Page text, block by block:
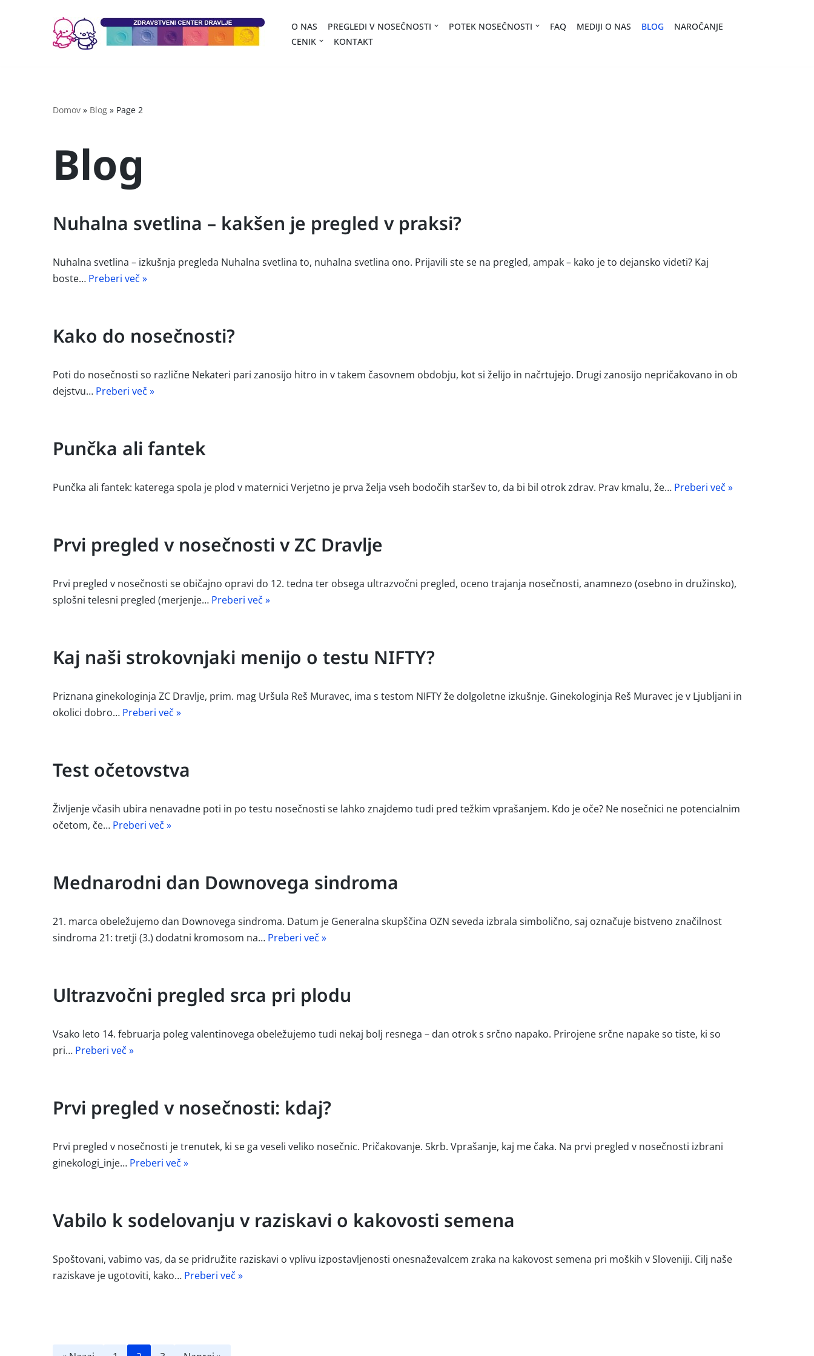
O NAS PREGLEDI V NOSEČNOSTI POTEK NOSEČNOSTI FAQ MEDIJI O NAS BLOG
NAROČANJE
CENIK
KONTAKT
Domov » Blog » Page 2
Blog
Nuhalna svetlina – kakšen je pregled v praksi?
Nuhalna svetlina – izkušnja pregleda Nuhalna svetlina to, nuhalna svetlina ono. Prijavili ste se na pregled, ampak – kako je to dejansko videti? Kaj
boste… Preberi več »
Kako do nosečnosti?
Poti do nosečnosti so različne Nekateri pari zanosijo hitro in v takem časovnem obdobju, kot si želijo in načrtujejo. Drugi zanosijo nepričakovano in ob
dejstvu… Preberi več »
Punčka ali fantek
Punčka ali fantek: katerega spola je plod v maternici Verjetno je prva želja vseh bodočih staršev to, da bi bil otrok zdrav. Prav kmalu, že… Preberi več »
Prvi pregled v nosečnosti v ZC Dravlje
Prvi pregled v nosečnosti se običajno opravi do 12. tedna ter obsega ultrazvočni pregled, oceno trajanja nosečnosti, anamnezo (osebno in družinsko),
splošni telesni pregled (merjenje… Preberi več »
Kaj naši strokovnjaki menijo o testu NIFTY?
Priznana ginekologinja ZC Dravlje, prim. mag Uršula Reš Muravec, ima s testom NIFTY že dolgoletne izkušnje. Ginekologinja Reš Muravec je v Ljubljani in
okolici dobro… Preberi več »
Test očetovstva
Življenje včasih ubira nenavadne poti in po testu nosečnosti se lahko znajdemo tudi pred težkim vprašanjem. Kdo je oče? Ne nosečnici ne potencialnim
očetom, če… Preberi več »
Mednarodni dan Downovega sindroma
21. marca obeležujemo dan Downovega sindroma. Datum je Generalna skupščina OZN seveda izbrala simbolično, saj označuje bistveno značilnost
sindroma 21: tretji (3.) dodatni kromosom na… Preberi več »
Ultrazvočni pregled srca pri plodu
Vsako leto 14. februarja poleg valentinovega obeležujemo tudi nekaj bolj resnega – dan otrok s srčno napako. Prirojene srčne napake so tiste, ki so
pri… Preberi več »
Prvi pregled v nosečnosti: kdaj?
Prvi pregled v nosečnosti je trenutek, ki se ga veseli veliko nosečnic. Pričakovanje. Skrb. Vprašanje, kaj me čaka. Na prvi pregled v nosečnosti izbrani
ginekologi_inje… Preberi več »
Vabilo k sodelovanju v raziskavi o kakovosti semena
Spoštovani, vabimo vas, da se pridružite raziskavi o vplivu izpostavljenosti onesnaževalcem zraka na kakovost semena pri moških v Sloveniji. Cilj naše
raziskave je ugotoviti, kako… Preberi več »